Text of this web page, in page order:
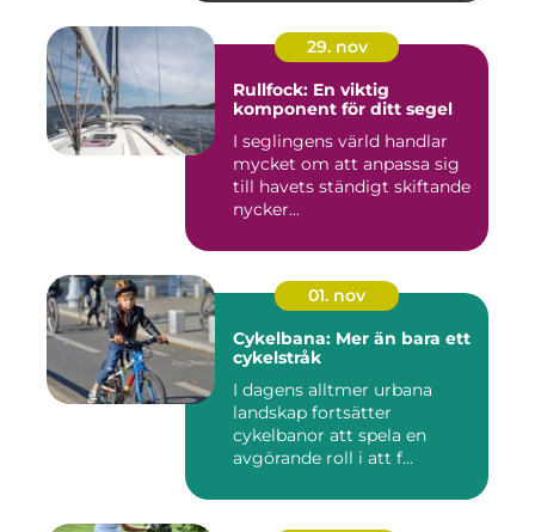
29. nov
Rullfock: En viktig
komponent för ditt segel
I seglingens värld handlar
mycket om att anpassa sig
till havets ständigt skiftande
nycker...
01. nov
Cykelbana: Mer än bara ett
cykelstråk
I dagens alltmer urbana
landskap fortsätter
cykelbanor att spela en
avgörande roll i att f...